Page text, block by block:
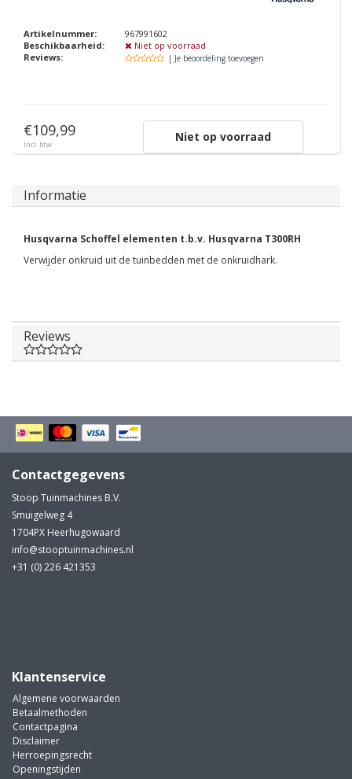
Artikelnummer:
967991602
Beschikbaarheid:
Niet op voorraad
Reviews:
| Je beoordeling toevoegen
€109,99
Incl. btw
Niet op voorraad
Informatie
Husqvarna Schoffel elementen t.b.v. Husqvarna T300RH
Verwijder onkruid uit de tuinbedden met de onkruidhark.
Reviews
Contactgegevens
Stoop Tuinmachines B.V.
Smuigelweg 4
1704PX Heerhugowaard
info@stooptuinmachines.nl
+31 (0) 226 421353
Klantenservice
Algemene voorwaarden
Betaalmethoden
Contactpagina
Disclaimer
Herroepingsrecht
Openingstijden